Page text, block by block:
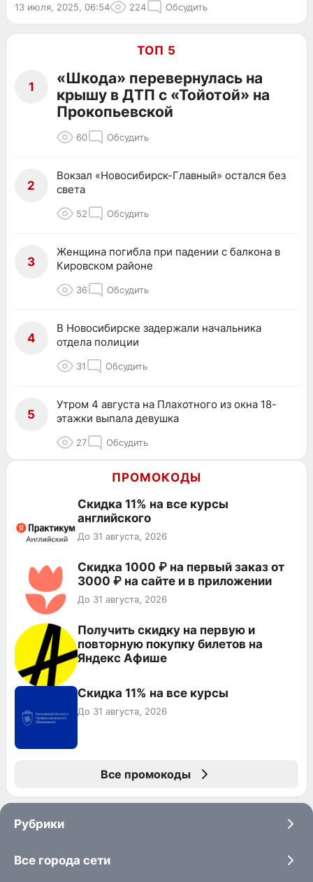
13 июля, 2025, 06:54 224 Обсудить
ТОП 5
1
«Шкода» перевернулась на
крышу в ДТП с «Тойотой» на
Прокопьевской
60 Обсудить
2
Вокзал «Новосибирск-Главный» остался без
света
52 Обсудить
3
Женщина погибла при падении с балкона в
Кировском районе
36 Обсудить
4
В Новосибирске задержали начальника
отдела полиции
31 Обсудить
5
Утром 4 августа на Плахотного из окна 18-
этажки выпала девушка
27 Обсудить
ПРОМОКОДЫ
Скидка 11% на все курсы
английского
До 31 августа, 2026
Скидка 1000 ₽ на первый заказ от
3000 ₽ на сайте и в приложении
До 31 августа, 2026
Получить скидку на первую и
повторную покупку билетов на
Яндекс Афише
Скидка 11% на все курсы
До 31 августа, 2026
Все промокоды
Рубрики
Все города сети